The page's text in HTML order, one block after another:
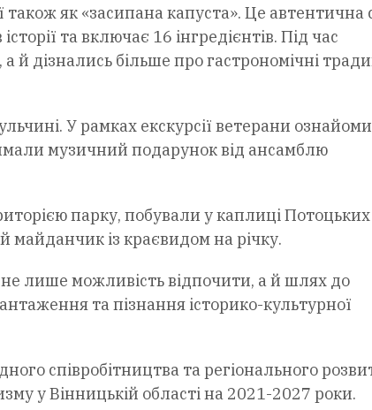
також як «засипана капуста». Це автентична
та включає 16 інгредієнтів. Під час
й дізнались більше про гастрономічні
У рамках екскурсії ветерани
музичний подарунок від ансамблю
парку, побували у каплиці
майданчик із краєвидом на річку.
не лише можливість відпочити, а й шлях до
та пізнання історико-культурної
співробітництва та регіонального
у Вінницькій області на 2021-2027 роки.